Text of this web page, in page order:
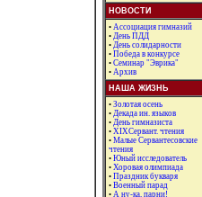
НОВОСТИ
• Ассоциация гимназий
• День ПДД
• День солидарности
• Победа в конкурсе
• Семинар "Эврика"
• Архив
НАША ЖИЗНЬ
• Золотая осень
• Декада ин. языков
• День гимназиста
• XIXСервант. чтения
• Малые Сервантесовские
чтения
• Юный исследователь
• Хоровая олимпиада
• Праздник букваря
• Военный парад
• А ну-ка, парни!